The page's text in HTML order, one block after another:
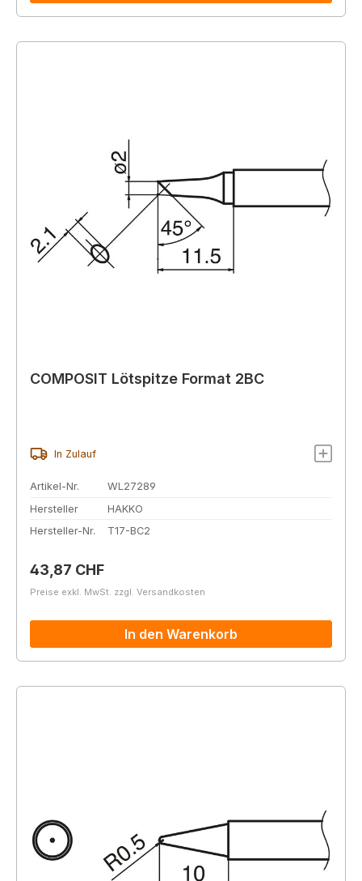
COMPOSIT Lötspitze Format 2BC
In Zulauf
Artikel-Nr.
WL27289
Hersteller
HAKKO
Hersteller-Nr.
T17-BC2
Regulärer Preis:
43,87 CHF
Preise exkl. MwSt. zzgl. Versandkosten
In den Warenkorb